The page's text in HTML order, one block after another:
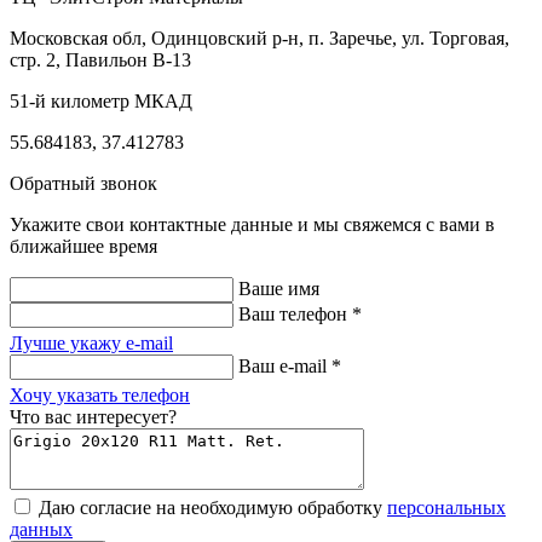
Московская обл, Одинцовский р-н, п. Заречье, ул. Торговая,
стр. 2, Павильон В-13
51-й километр МКАД
55.684183, 37.412783
Обратный звонок
Укажите свои контактные данные и мы свяжемся с вами в
ближайшее время
Ваше имя
Ваш телефон *
Лучше укажу e-mail
Ваш e-mail *
Хочу указать телефон
Что вас интересует?
Даю согласие на необходимую обработку персональных
данных